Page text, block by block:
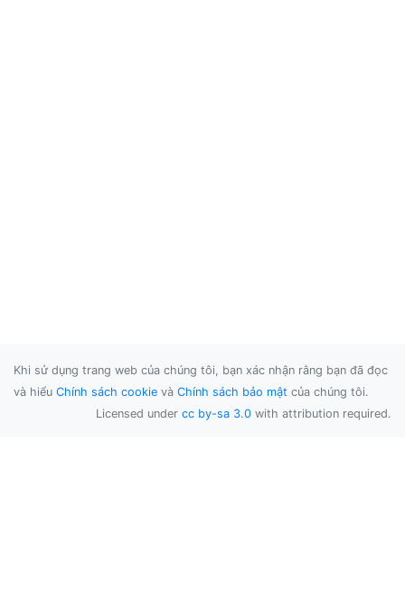
Khi sử dụng trang web của chúng tôi, bạn xác nhận rằng bạn đã đọc
và hiểu Chính sách cookie và Chính sách bảo mật của chúng tôi.
Licensed under cc by-sa 3.0 with attribution required.